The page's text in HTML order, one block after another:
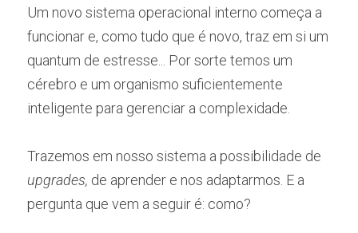
Um novo sistema operacional interno começa a
funcionar e, como tudo que é novo, traz em si um
quantum de estresse... Por sorte temos um
cérebro e um organismo suficientemente
inteligente para gerenciar a complexidade.
upgrades, de aprender e nos adaptarmos. E a
pergunta que vem a seguir é: como?